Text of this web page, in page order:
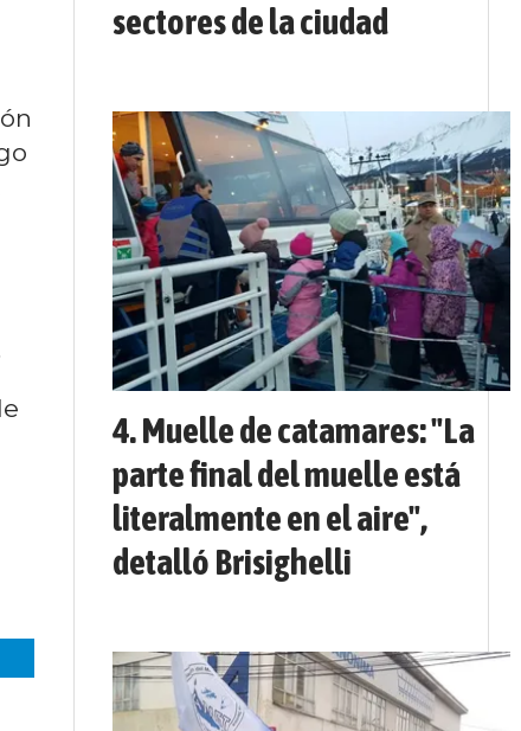
sectores de la ciudad
Muelle de catamares: "La
parte final del muelle está
literalmente en el aire",
detalló Brisighelli